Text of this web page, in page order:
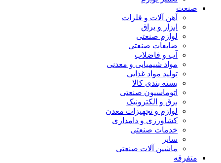
صنعت
آهن آلات و فلزات
ابزار و یراق
لوازم صنعتی
ضایعات صنعتی
آب و فاضلاب
مواد شیمیایی و معدنی
تولید مواد غذایی
بسته بندی کالا
اتوماسیون صنعتی
برق و الکترونیک
لوازم و تجهیزات معدن
کشاورزی و دامداری
خدمات صنعتی
سایر
ماشین آلات صنعتی
متفرقه